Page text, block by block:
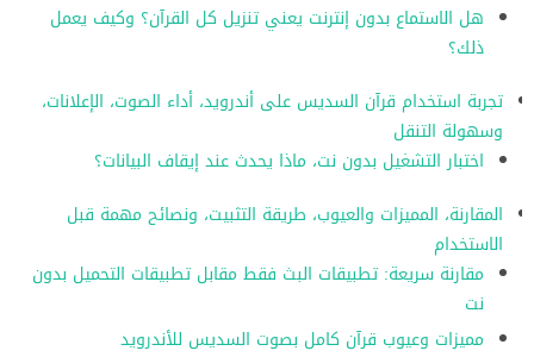
هل الاستماع بدون إنترنت يعني تنزيل كل القرآن؟ وكيف يعمل
ذلك؟
تجربة استخدام قرآن السديس على أندرويد، أداء الصوت، الإعلانات،
وسهولة التنقل
اختبار التشغيل بدون نت، ماذا يحدث عند إيقاف البيانات؟
المقارنة، المميزات والعيوب، طريقة التثبيت، ونصائح مهمة قبل
الاستخدام
مقارنة سريعة: تطبيقات البث فقط مقابل تطبيقات التحميل بدون
نت
مميزات وعيوب قرآن كامل بصوت السديس للأندرويد